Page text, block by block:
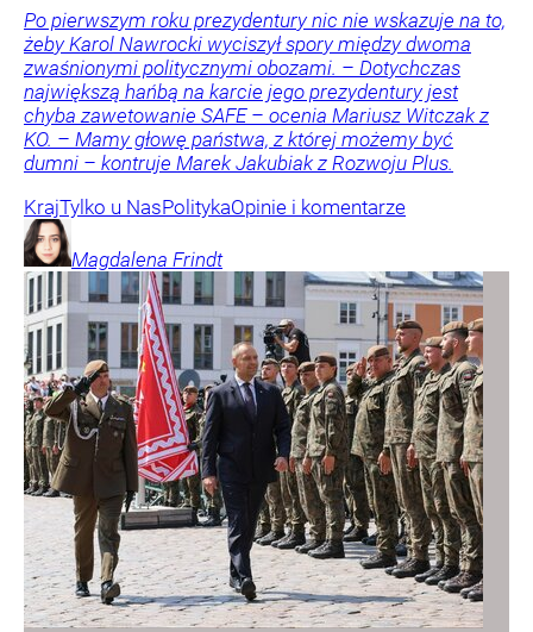
Po pierwszym roku prezydentury nic nie wskazuje na to,
żeby Karol Nawrocki wyciszył spory między dwoma
zwaśnionymi politycznymi obozami. – Dotychczas
największą hańbą na karcie jego prezydentury jest
chyba zawetowanie SAFE – ocenia Mariusz Witczak z
KO. – Mamy głowę państwa, z której możemy być
dumni – kontruje Marek Jakubiak z Rozwoju Plus.
KrajTylko u NasPolitykaOpinie i komentarze
Magdalena Frindt